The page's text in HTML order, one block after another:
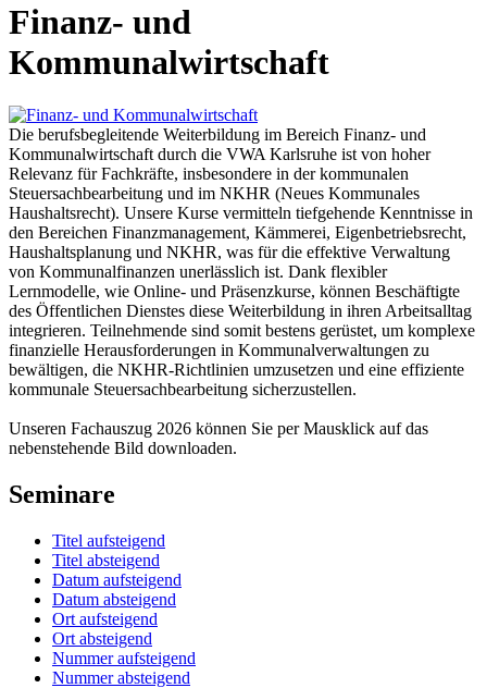
Finanz- und
Kommunalwirtschaft
Die berufsbegleitende Weiterbildung im Bereich Finanz- und
Kommunalwirtschaft durch die VWA Karlsruhe ist von hoher
Relevanz für Fachkräfte, insbesondere in der kommunalen
Steuersachbearbeitung und im NKHR (Neues Kommunales
Haushaltsrecht). Unsere Kurse vermitteln tiefgehende Kenntnisse in
den Bereichen Finanzmanagement, Kämmerei, Eigenbetriebsrecht,
Haushaltsplanung und NKHR, was für die effektive Verwaltung
von Kommunalfinanzen unerlässlich ist. Dank flexibler
Lernmodelle, wie Online- und Präsenzkurse, können Beschäftigte
des Öffentlichen Dienstes diese Weiterbildung in ihren Arbeitsalltag
integrieren. Teilnehmende sind somit bestens gerüstet, um komplexe
finanzielle Herausforderungen in Kommunalverwaltungen zu
bewältigen, die NKHR-Richtlinien umzusetzen und eine effiziente
kommunale Steuersachbearbeitung sicherzustellen.
Unseren Fachauszug 2026 können Sie per Mausklick auf das
nebenstehende Bild downloaden.
Seminare
Titel aufsteigend
Titel absteigend
Datum aufsteigend
Datum absteigend
Ort aufsteigend
Ort absteigend
Nummer aufsteigend
Nummer absteigend